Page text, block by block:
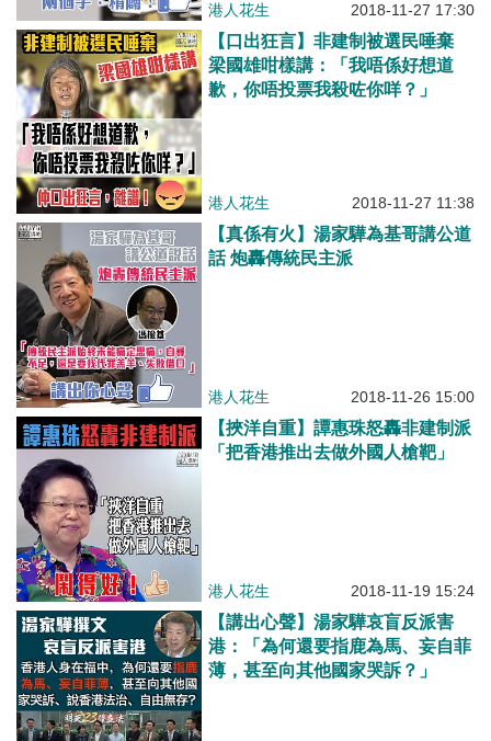
港人花生 2018-11-27 17:30
【口出狂言】非建制被選民唾棄
梁國雄咁樣講：「我唔係好想道
歉，你唔投票我殺咗你咩？」
港人花生 2018-11-27 11:38
【真係有火】湯家驊為基哥講公道
話 炮轟傳統民主派
港人花生 2018-11-26 15:00
【挾洋自重】譚惠珠怒轟非建制派
「把香港推出去做外國人槍靶」
港人花生 2018-11-19 15:24
【講出心聲】湯家驊哀盲反派害
港：「為何還要指鹿為馬、妄自菲
薄，甚至向其他國家哭訴？」